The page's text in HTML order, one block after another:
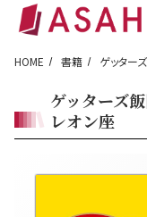
HOME 書籍 ゲッター
ゲッターズ
レオン座